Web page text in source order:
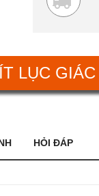
LỤC
HỎI ĐÁP